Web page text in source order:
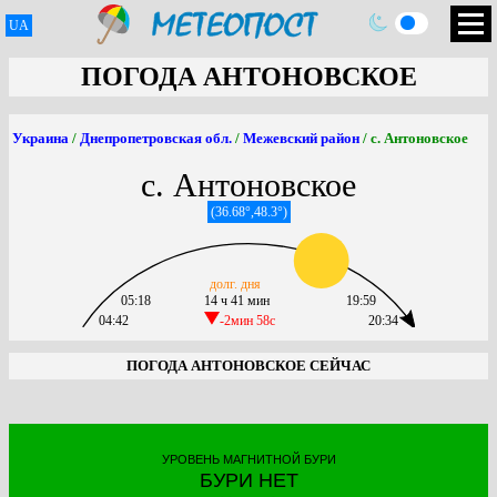
UA
ПОГОДА АНТОНОВСКОЕ
Украина / Днепропетровская обл. / Межевский район / с. Антоновское
с. Антоновское
(36.68°,48.3°)
04:42
05:18
14 ч 41 мин
-2мин 58c
долг. дня
20:34
19:59
ПОГОДА АНТОНОВСКОЕ СЕЙЧАС
УРОВЕНЬ МАГНИТНОЙ БУРИ
БУРИ НЕТ